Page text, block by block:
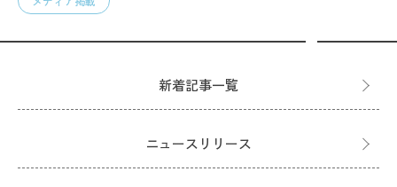
新着記事一覧
ニュースリリース